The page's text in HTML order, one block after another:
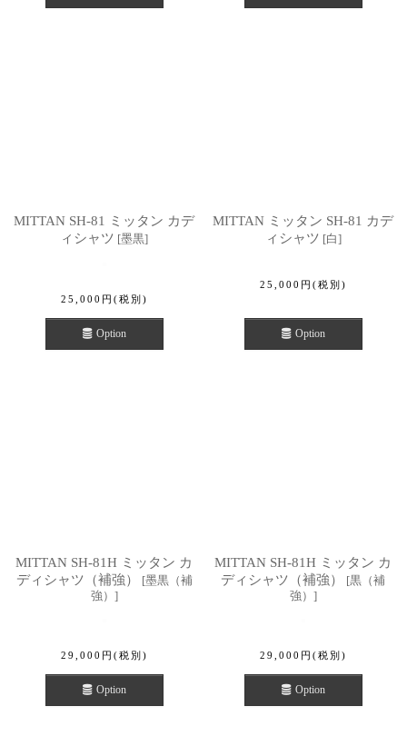
MITTAN SH-81 ミッタン カデ
ィシャツ [墨黒]
25,000 円 (税別)
Option
MITTAN ミッタン SH-81 カデ
ィシャツ [白]
25,000 円 (税別)
Option
MITTAN SH-81H ミッタン カ
ディシャツ（補強）
[墨黒（補
強） ]
29,000 円 (税別)
Option
MITTAN SH-81H ミッタン カ
ディシャツ（補強）
[黒（補
強） ]
29,000 円 (税別)
Option